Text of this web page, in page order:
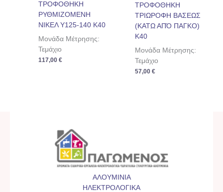
ΤΡΟΦΟΘΗΚΗ
ΡΥΘΜΙΖΟΜΕΝΗ
ΝΙΚΕΛ Υ125-140 Κ40
Μονάδα Μέτρησης:
Τεμάχιο
117,00€
ΤΡΟΦΟΘΗΚΗ
ΤΡΙΩΡΟΦΗ ΒΑΣΕΩΣ
(ΚΑΤΩ ΑΠΌ ΠΑΓΚΟ)
Κ40
Μονάδα Μέτρησης:
Τεμάχιο
57,00 €
ΑΛΟΥΜΙΝΙΑ
ΗΛΕΚΤΡΟΛΟΓΙΚΑ